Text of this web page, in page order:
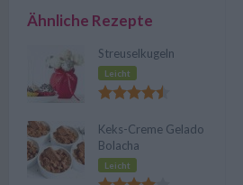
Ähnliche Rezepte
Streuselkugeln
Leicht
Keks-Creme Gelado
Bolacha
Leicht